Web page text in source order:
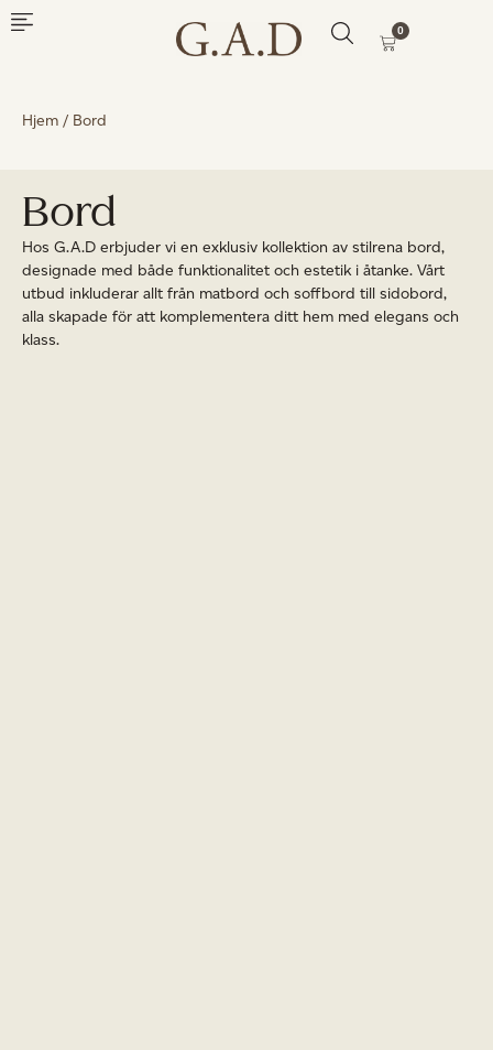
0
Hjem / Bord
Bord
Hos G.A.D erbjuder vi en exklusiv kollektion av stilrena bord,
designade med både funktionalitet och estetik i åtanke. Vårt
utbud inkluderar allt från matbord och soffbord till sidobord,
alla skapade för att komplementera ditt hem med elegans och
klass.